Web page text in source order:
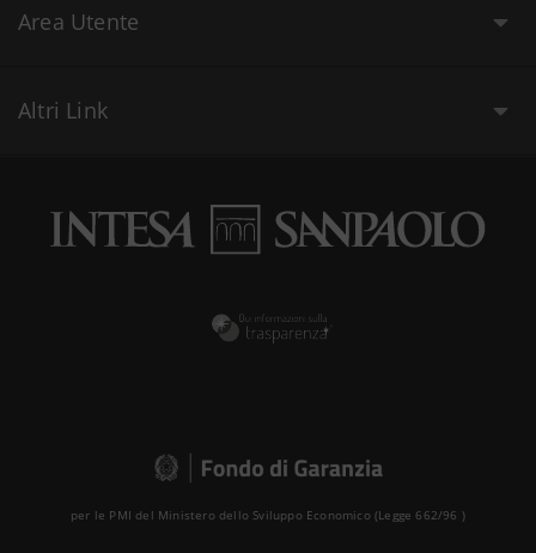
Area Utente
Altri Link
per le PMI del Ministero dello Sviluppo Economico (Legge 662/96 )